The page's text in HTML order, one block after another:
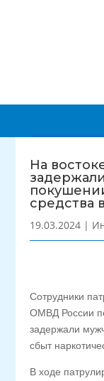
На
средства
19.03.2024 |
Сотрудники
ОМВД России
задержали
сбыт
В ходе